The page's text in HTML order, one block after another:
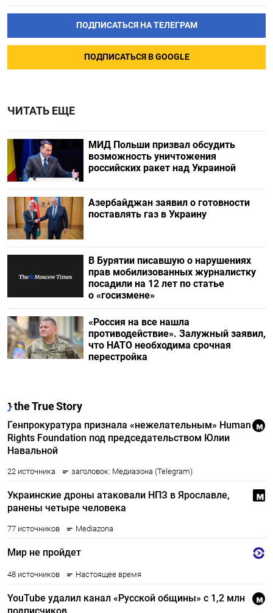
ПОДПИСАТЬСЯ НА ТЕЛЕГРАМ
ПОДПИСАТЬСЯ В GOOGLE
ЧИТАТЬ ЕЩЕ
МИД Польши призвал обсудить
возможность уничтожения
российских ракет над Украиной
Азербайджан заявил о готовности
поставлять газ в Украину
В Бурятии писавшую о нарушениях
прав мобилизованных журналистку
посадили на 12 лет по статье
о «госизмене»
«Россия на все нашла
противодействие». Залужный заявил,
что НАТО необходима срочная
перестройка